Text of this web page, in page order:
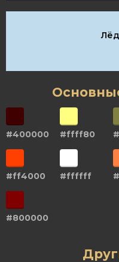
Лёд
#400000 #ffff80
#ff4000 #ffffff
#800000